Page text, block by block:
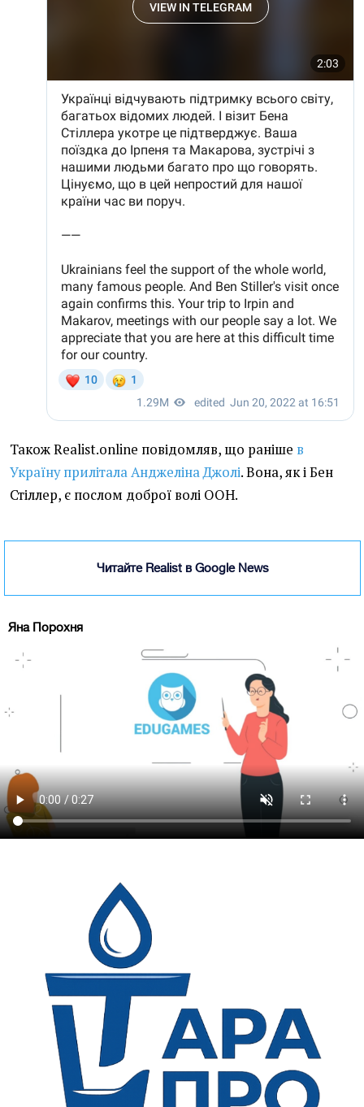
Також Realist.online повідомляв, що раніше в
Україну прилітала Анджеліна Джолі. Вона, як і Бен
Стіллер, є послом доброї волі ООН.
Читайте Realist в Google News
Яна Порохня